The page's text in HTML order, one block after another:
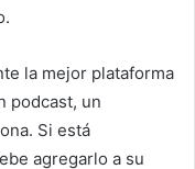
la mejor plataforma
podcast, un
Si está
agregarlo a su